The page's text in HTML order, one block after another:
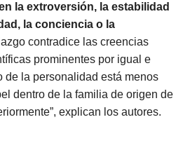
la extroversión, la estabilidad
la conciencia o la
contradice las creencias
prominentes por igual e
de la personalidad está menos
dentro de la familia de origen de
explican los autores.